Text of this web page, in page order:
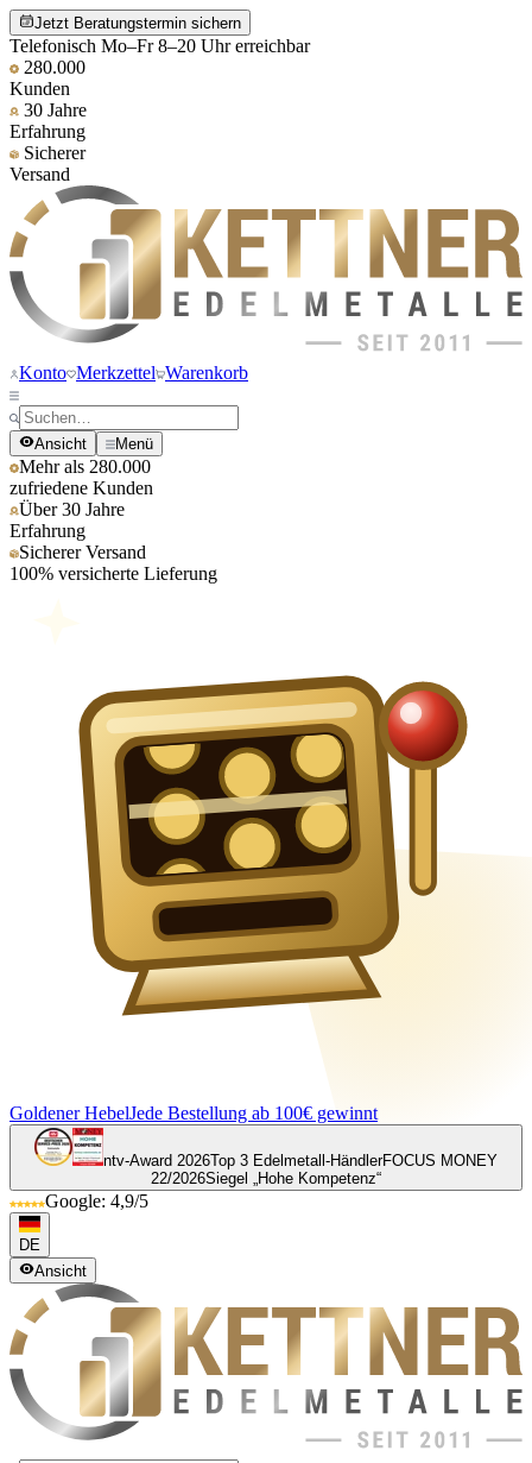
Jetzt Beratungstermin sichern
Telefonisch Mo–Fr 8–20 Uhr erreichbar
280.000
Kunden
30 Jahre
Erfahrung
Sicherer
Versand
Konto Merkzettel Warenkorb
Ansicht Menü
Mehr als 280.000
zufriedene Kunden
Über 30 Jahre
Erfahrung
Sicherer Versand
100% versicherte Lieferung
Goldener HebelJede Bestellung ab 100€ gewinnt
ntv-Award 2026Top 3 Edelmetall-HändlerFOCUS MONEY
22/2026Siegel „Hohe Kompetenz“
Google: 4,9/5
DE
Ansicht